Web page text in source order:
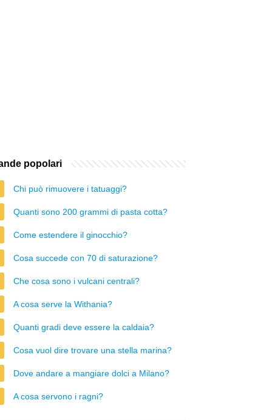
popolari
Chi può rimuovere i tatuaggi?
Quanti sono 200 grammi di pasta cotta?
Come estendere il ginocchio?
Cosa succede con 70 di saturazione?
Che cosa sono i vulcani centrali?
A cosa serve la Withania?
Quanti gradi deve essere la caldaia?
Cosa vuol dire trovare una stella marina?
Dove andare a mangiare dolci a Milano?
A cosa servono i ragni?